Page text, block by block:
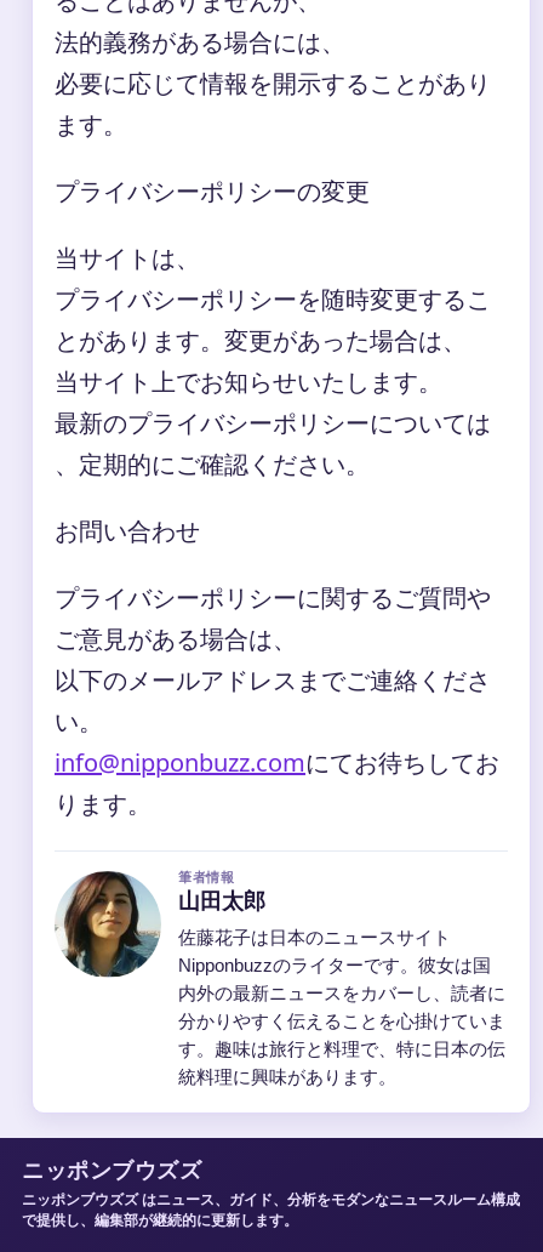
法的義務がある場合には、
必要に応じて情報を開示することがあり
ます。
プライバシーポリシーの変更
当サイトは、
プライバシーポリシーを随時変更するこ
とがあります。変更があった場合は、
当サイト上でお知らせいたします。
最新のプライバシーポリシーについては
、定期的にご確認ください。
お問い合わせ
プライバシーポリシーに関するご質問や
ご意見がある場合は、
以下のメールアドレスまでご連絡くださ
い。
info@nipponbuzz.comにてお待ちしてお
ります。
筆者情報
山田太郎
佐藤花子は日本のニュースサイト
Nipponbuzzのライターです。彼女は国
内外の最新ニュースをカバーし、読者に
分かりやすく伝えることを心掛けていま
す。趣味は旅行と料理で、特に日本の伝
統料理に興味があります。
ニッポンブウズズ
ニッポンブウズズ はニュース、ガイド、分析をモダンなニュースルーム構成
で提供し、編集部が継続的に更新します。